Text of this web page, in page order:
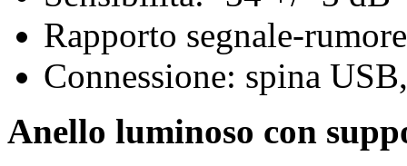
Rapporto segnale-
Connessione: spina
Anello luminoso con